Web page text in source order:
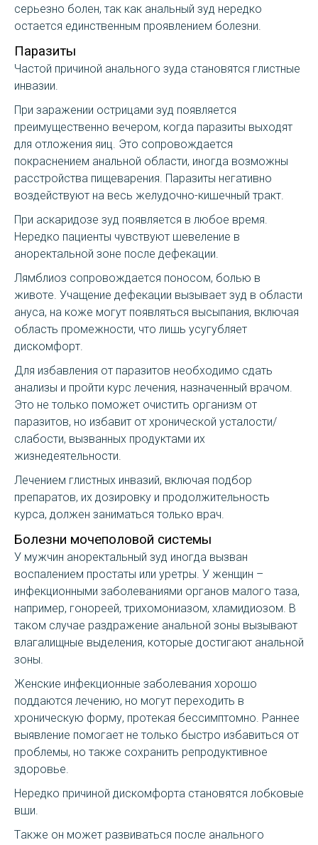
серьезно болен, так как анальный зуд нередко
остается единственным проявлением болезни.
Паразиты
Частой причиной анального зуда становятся глистные
инвазии.
При заражении острицами зуд появляется
преимущественно вечером, когда паразиты выходят
для отложения яиц. Это сопровождается
покраснением анальной области, иногда возможны
расстройства пищеварения. Паразиты негативно
воздействуют на весь желудочно-кишечный тракт.
При аскаридозе зуд появляется в любое время.
Нередко пациенты чувствуют шевеление в
аноректальной зоне после дефекации.
Лямблиоз сопровождается поносом, болью в
животе. Учащение дефекации вызывает зуд в области
ануса, на коже могут появляться высыпания, включая
область промежности, что лишь усугубляет
дискомфорт.
Для избавления от паразитов необходимо сдать
анализы и пройти курс лечения, назначенный врачом.
Это не только поможет очистить организм от
паразитов, но избавит от хронической усталости/
слабости, вызванных продуктами их
жизнедеятельности.
Лечением глистных инвазий, включая подбор
препаратов, их дозировку и продолжительность
курса, должен заниматься только врач.
Болезни мочеполовой системы
У мужчин аноректальный зуд иногда вызван
воспалением простаты или уретры. У женщин –
инфекционными заболеваниями органов малого таза,
например, гонореей, трихомониазом, хламидиозом. В
таком случае раздражение анальной зоны вызывают
влагалищные выделения, которые достигают анальной
зоны.
Женские инфекционные заболевания хорошо
поддаются лечению, но могут переходить в
хроническую форму, протекая бессимптомно. Раннее
выявление помогает не только быстро избавиться от
проблемы, но также сохранить репродуктивное
здоровье.
Нередко причиной дискомфорта становятся лобковые
вши.
Также он может развиваться после анального